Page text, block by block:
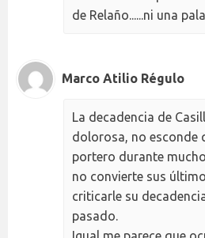
de Relaño......ni una
Marco Atilio Régulo
La decadencia de
dolorosa, no esconde
portero durante
no convierte sus
criticarle su
pasado.